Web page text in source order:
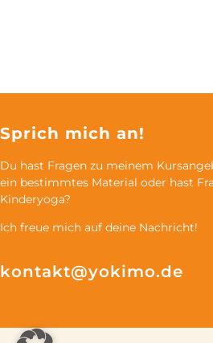
Sprich mich an!
Du hast Fragen zu meinem
ein bestimmtes Material oder hast
Kinderyoga?
Ich freue mich auf deine Nachricht!
kontakt@yokimo.de